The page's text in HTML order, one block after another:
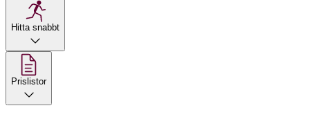
Hitta snabbt
Prislistor